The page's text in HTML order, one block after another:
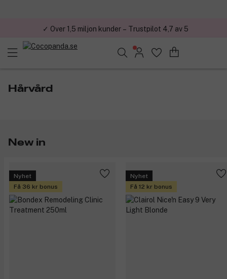
✓ Över 1,5 miljon kunder – Trustpilot 4,7 av 5
Hårvård
New in
Nyhet
Få 36 kr bonus
Nyhet
Få 12 kr bonus